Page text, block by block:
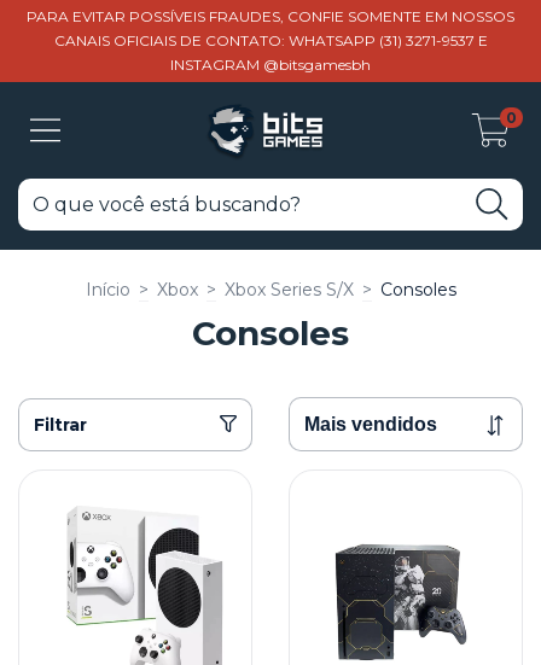
PARA EVITAR POSSÍVEIS FRAUDES, CONFIE SOMENTE EM NOSSOS
CANAIS OFICIAIS DE CONTATO: WHATSAPP (31) 3271-9537 E
INSTAGRAM @bitsgamesbh
0
Início > Xbox > Xbox Series S/X > Consoles
Consoles
Filtrar